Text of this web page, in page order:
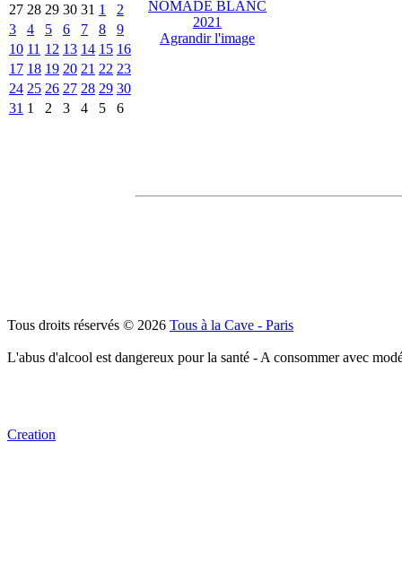
27 28 29 30 31 1
2
3
4 5 6 7 8
9
10 11 12 13 14 15 16
17 18 19 20 21 22 23
24 25 26 27 28 29 30
31 1 2 3 4 5 6
Agrandir l'image
Tous droits réservés © 2026 Tous à la Cave - Paris
L'abus d'alcool est dangereux pour la santé - A consommer avec
Creation